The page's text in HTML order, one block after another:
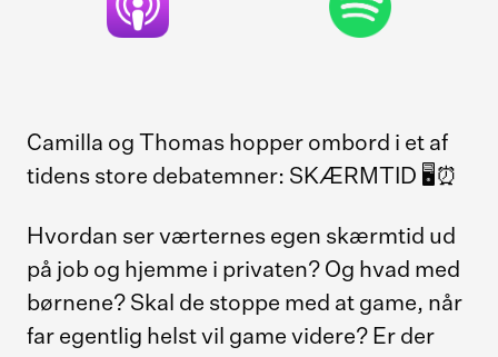
Camilla og Thomas hopper ombord i et af
tidens store debatemner: SKÆRMTID 🖥️⏰
Hvordan ser værternes egen skærmtid ud
på job og hjemme i privaten? Og hvad med
børnene? Skal de stoppe med at game, når
far egentlig helst vil game videre? Er der